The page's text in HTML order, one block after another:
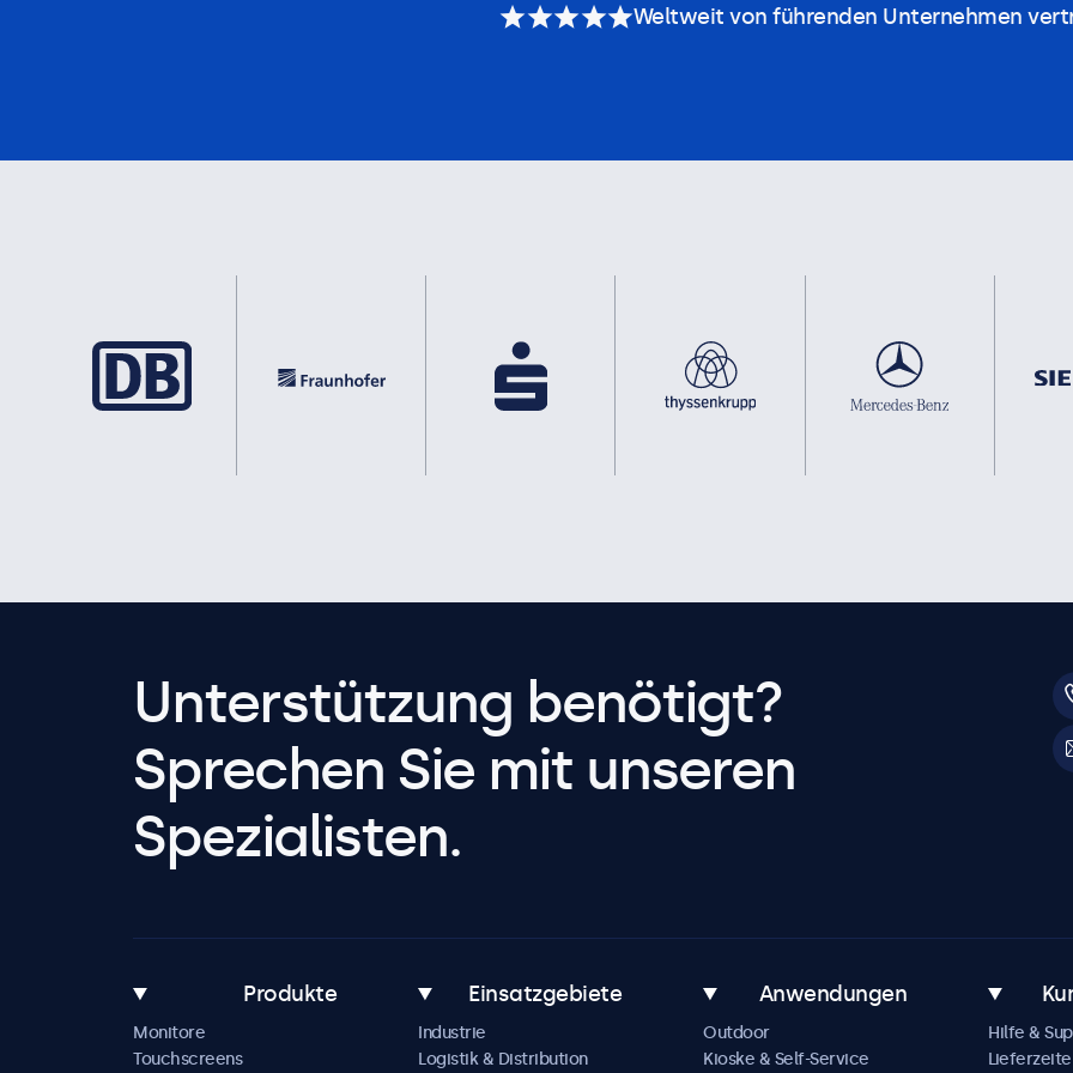
Weltweit von führenden Unternehmen
Unterstützung benötigt?
Sprechen Sie mit unseren
Spezialisten.
Produkte
Monitore
Touchscreens
Einsatzgebiete
Industrie
Logistik & Distribution
Anwendungen
Outdoor
Kioske & Self-Service
Hilfe &